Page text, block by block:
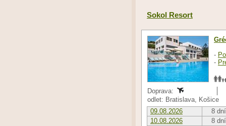
Sokol Resort
-
-
Doprava:
odlet: Bratislava, Košice
09.08.2026
8 dní
10.08.2026
8 dní